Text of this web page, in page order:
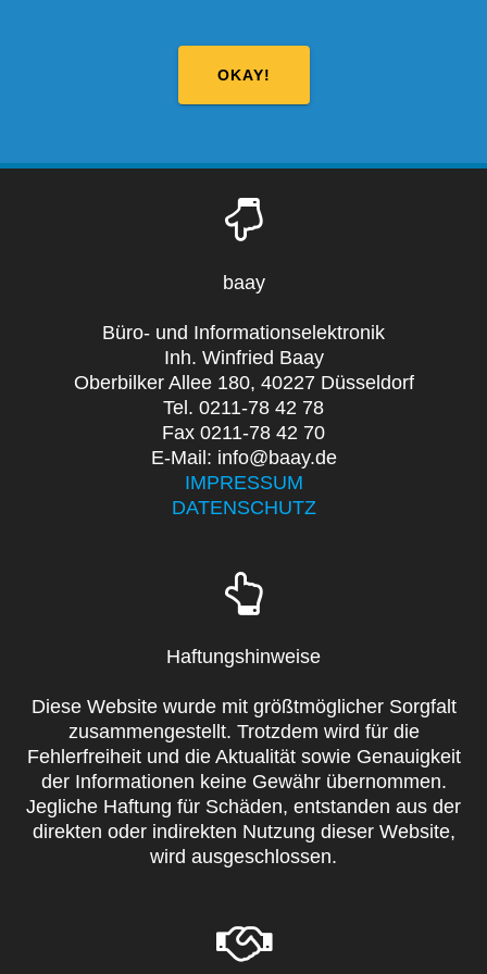
OKAY!
baay
Büro- und Informationselektronik
Inh. Winfried Baay
Oberbilker Allee 180, 40227 Düsseldorf
Tel. 0211-78 42 78
Fax 0211-78 42 70
E-Mail: info@baay.de
IMPRESSUM
DATENSCHUTZ
Haftungshinweise
Diese Website wurde mit größtmöglicher Sorgfalt
zusammengestellt. Trotzdem wird für die
Fehlerfreiheit und die Aktualität sowie Genauigkeit
der Informationen keine Gewähr übernommen.
Jegliche Haftung für Schäden, entstanden aus der
direkten oder indirekten Nutzung dieser Website,
wird ausgeschlossen.